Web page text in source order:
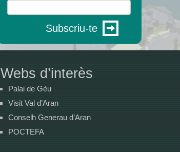
Subscriu-te
Webs d’interès
Palai de Gèu
Visit Val d’Aran
Conselh Generau d’Aran
POCTEFA